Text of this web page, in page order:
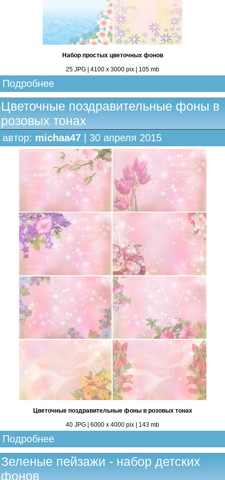
Набор простых цветочных фонов
25 JPG | 4100 х 3000 pix | 105 mb
Подробнее
Цветочные поздравительные фоны в
розовых тонах
автор: michaa47 | 30 апреля 2015
Цветочные поздравительные фоны в розовых тонах
40 JPG | 6000 х 4000 pix | 143 mb
Подробнее
Зеленые пейзажи - набор детских
фонов